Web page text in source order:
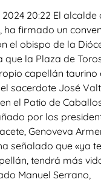
20:22 El alcalde
ha firmado un
el obispo de la
que la Plaza de
capellán taurino
sacerdote José
el Patio de
por los
Genoveva
señalado que «ya
tendrá más
Manuel Serrano,